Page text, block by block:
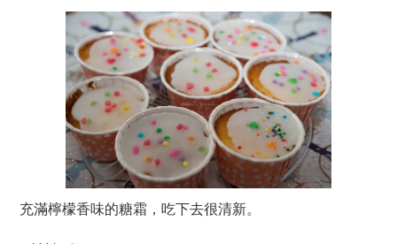
充滿檸檬香味的糖霜，吃下去很清新。